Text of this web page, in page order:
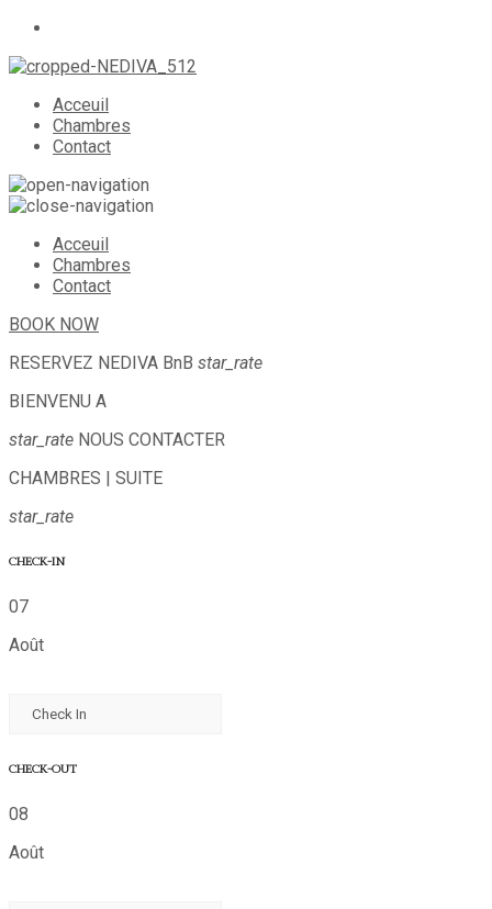
Acceuil
Chambres
Contact
Acceuil
Chambres
Contact
BOOK NOW
RESERVEZ NEDIVA BnB star_rate
BIENVENU A
star_rate NOUS CONTACTER
CHAMBRES | SUITE
star_rate
CHECK-IN
07
Août
CHECK-OUT
08
Août